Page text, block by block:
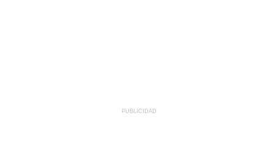
PUBLICIDAD